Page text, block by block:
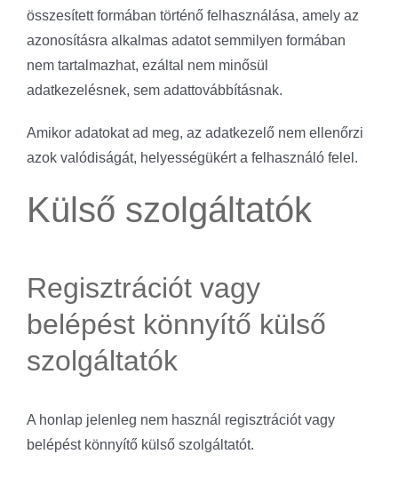
összesített formában történő felhasználása, amely az
azonosításra alkalmas adatot semmilyen formában
nem tartalmazhat, ezáltal nem minősül
adatkezelésnek, sem adattovábbításnak.
Amikor adatokat ad meg, az adatkezelő nem ellenőrzi
azok valódiságát, helyességükért a felhasználó felel.
Külső szolgáltatók
Regisztrációt vagy
belépést könnyítő külső
szolgáltatók
A honlap jelenleg nem használ regisztrációt vagy
belépést könnyítő külső szolgáltatót.